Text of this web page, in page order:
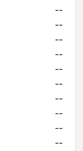
--
--
--
--
--
--
--
--
--
--